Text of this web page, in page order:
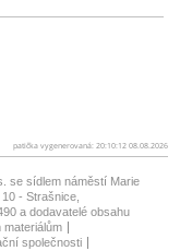
patička vygenerovaná: 20:10:12 08.08.2026
se sídlem náměstí Marie
- Strašnice,
a dodavatelé obsahu
společnosti